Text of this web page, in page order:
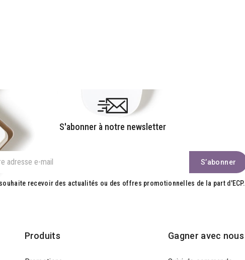
S'abonner à notre newsletter
recevoir des actualités ou des offres promotionnelles de la part d'ECP.
Produits Gagner avec nous